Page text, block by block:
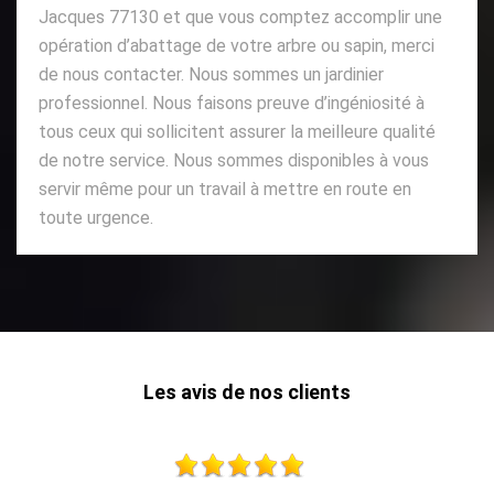
Jacques 77130 et que vous comptez accomplir une
opération d’abattage de votre arbre ou sapin, merci
de nous contacter. Nous sommes un jardinier
professionnel. Nous faisons preuve d’ingéniosité à
tous ceux qui sollicitent assurer la meilleure qualité
de notre service. Nous sommes disponibles à vous
servir même pour un travail à mettre en route en
toute urgence.
Les avis de nos clients